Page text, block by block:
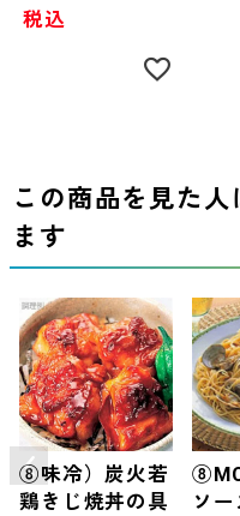
税込
この商品を見た
ます
⑧味冷）炭火若
鶏きじ焼丼の具
ソ